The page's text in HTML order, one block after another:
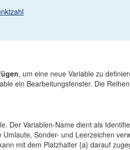
, um eine neue Variable zu
ein Bearbeitungsfenster. Die
Der Variablen-Name dient als
Sonder- und Leerzeichen
mit dem Platzhalter {a} darauf